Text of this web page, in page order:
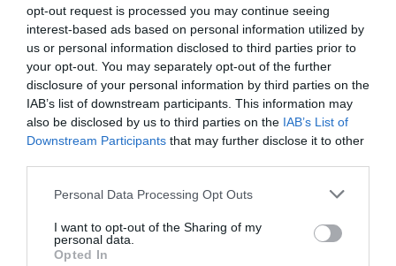
opt-out request is processed you may continue seeing
interest-based ads based on personal information utilized by
us or personal information disclosed to third parties prior to
your opt-out. You may separately opt-out of the further
disclosure of your personal information by third parties on the
IAB’s list of downstream participants. This information may
also be disclosed by us to third parties on the IAB’s List of
Downstream Participants that may further disclose it to other
Please note that this website/app uses one or more Google
not limited to your visit or usage behaviour. You may click to
grant or deny consent to Google and its third-party tags to
Personal Data Processing Opt Outs
I want to opt-out of the Sharing of my
personal data.
Opted In
forintért - megbízási szerződés alapján - foglalkozzon
egyházügyekkel. Horváth József, Ajka MSZP-s alpolgármestere
elmondta: a város adósságállománya nem 7 milliárd forint, hanem
3 milliárd alatt van. Ismertetése szerint már az Orbán-kormány
alatt nyert a város 1,6 milliárd forintos uniós támogatást, nemrég
pedig 600 millió forintos fejlesztési hitelhez jutottak hozzá. Úgy
fogalmazott, hogyAjkagazdálkodása "elfogadható".
Az alpolgármester hangsúlyozta azt is, hogy az Ékes József által
és a fideszes frakció harmadik egyeztetésén, az októberi
Szó nem volt arról, hogy a polgármester négyszemközt kérte volna
az ÁSZ-vizsgálat leállítására Ékes Józsefet, és ennek fejében